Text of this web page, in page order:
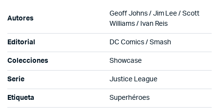
Autores
Geoff Johns / Jim Lee / Scott
Williams / Ivan Reis
Editorial DC Comics / Smash
Colecciones Showcase
Serie Justice League
Etiqueta Superhéroes